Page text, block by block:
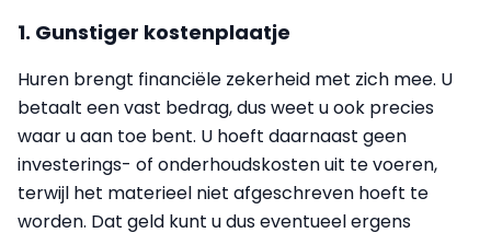
1. Gunstiger kostenplaatje
Huren brengt financiële zekerheid met zich mee. U
betaalt een vast bedrag, dus weet u ook precies
waar u aan toe bent. U hoeft daarnaast geen
investerings- of onderhoudskosten uit te voeren,
terwijl het materieel niet afgeschreven hoeft te
worden. Dat geld kunt u dus eventueel ergens